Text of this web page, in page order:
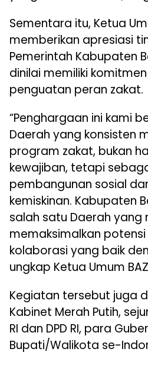
Sementara itu, Ketua
memberikan apresiasi
Pemerintah Kabupaten
dinilai memiliki
penguatan peran zakat.
“Penghargaan ini kami
Daerah yang konsisten
program zakat, bukan
kewajiban, tetapi
pembangunan sosial
kemiskinan. Kabupaten
salah satu Daerah yang
memaksimalkan
kolaborasi yang baik
ungkap Ketua Umum
Kegiatan tersebut juga
Kabinet Merah Putih,
RI dan DPD RI, para
Bupati/Walikota se-